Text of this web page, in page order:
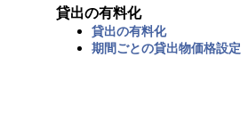
貸出の有料化
貸出の有料化
期間ごとの貸出物価格設定